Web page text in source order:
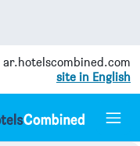
ar.hotelscombined.com
site in English